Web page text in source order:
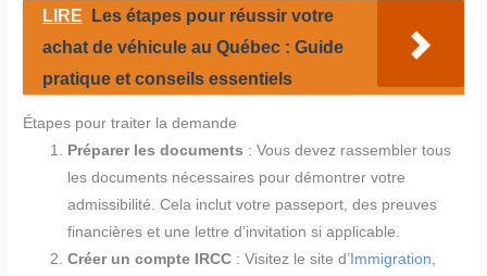
LIRE
Les étapes pour réussir votre
achat de véhicule au Québec : Guide
pratique et conseils essentiels
Étapes pour traiter la demande
Préparer les documents : Vous devez rassembler tous
les documents nécessaires pour démontrer votre
admissibilité. Cela inclut votre passeport, des preuves
financières et une lettre d’invitation si applicable.
Créer un compte IRCC : Visitez le site d’Immigration,